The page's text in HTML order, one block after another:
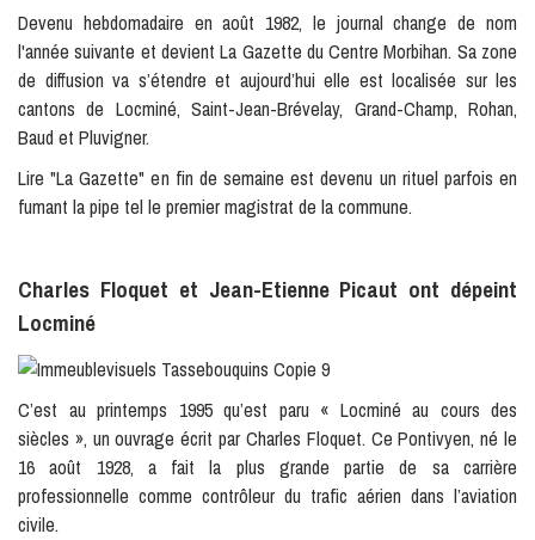
Devenu hebdomadaire en août 1982, le journal change de nom
l'année suivante et devient La Gazette du Centre Morbihan. Sa zone
de diffusion va s’étendre et aujourd’hui elle est localisée sur les
cantons de Locminé, Saint-Jean-Brévelay, Grand-Champ, Rohan,
Baud et Pluvigner.
Lire "La Gazette" en fin de semaine est devenu un rituel parfois en
fumant la pipe tel le premier magistrat de la commune.
Charles Floquet et Jean-Etienne Picaut ont dépeint
Locminé
C’est au printemps 1995 qu’est paru « Locminé au cours des
siècles », un ouvrage écrit par Charles Floquet. Ce Pontivyen, né le
16 août 1928, a fait la plus grande partie de sa carrière
professionnelle comme contrôleur du trafic aérien dans l’aviation
civile.